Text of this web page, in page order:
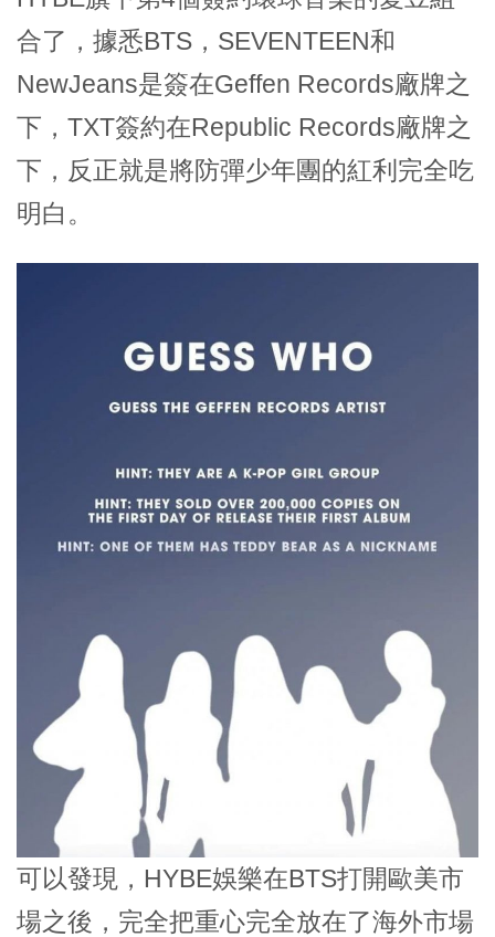
合了，據悉BTS，SEVENTEEN和
NewJeans是簽在Geffen Records廠牌之
下，TXT簽約在Republic Records廠牌之
下，反正就是將防彈少年團的紅利完全吃
明白。
可以發現，HYBE娛樂在BTS打開歐美市
場之後，完全把重心完全放在了海外市場